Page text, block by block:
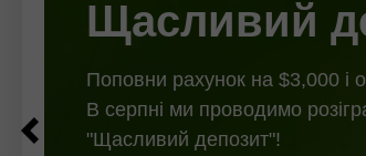
Щасливий
Поповни рахунок на $3,000 і
В серпні ми проводимо
"Щасливий депозит"!